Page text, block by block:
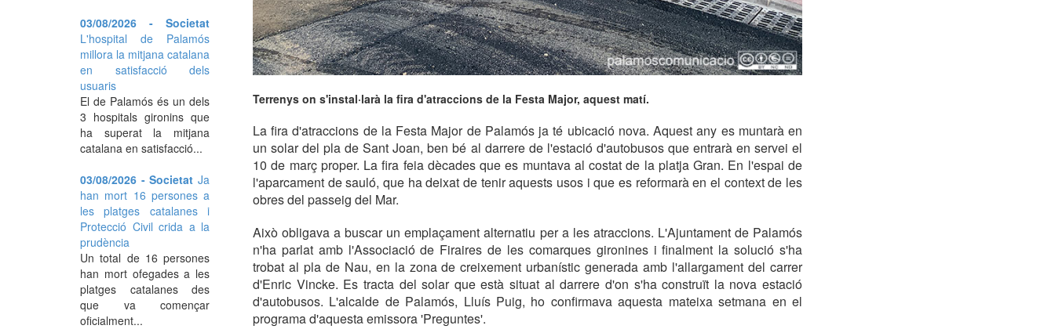
Terrenys on s'instal·larà la fira d'atraccions de la Festa Major, aquest matí.
La fira d'atraccions de la Festa Major de Palamós ja té ubicació nova. Aquest any es muntarà en
un solar del pla de Sant Joan, ben bé al darrere de l'estació d'autobusos que entrarà en servei el
10 de març proper. La fira feia dècades que es muntava al costat de la platja Gran. En l'espai de
l'aparcament de sauló, que ha deixat de tenir aquests usos i que es reformarà en el context de les
obres del passeig del Mar.
Això obligava a buscar un emplaçament alternatiu per a les atraccions. L'Ajuntament de Palamós
n'ha parlat amb l'Associació de Firaires de les comarques gironines i finalment la solució s'ha
trobat al pla de Nau, en la zona de creixement urbanístic generada amb l'allargament del carrer
d'Enric Vincke. Es tracta del solar que està situat al darrere d'on s'ha construït la nova estació
d'autobusos. L'alcalde de Palamós, Lluís Puig, ho confirmava aquesta mateixa setmana en el
programa d'aquesta emissora 'Preguntes'.
03/08/2026 - Societat
L'hospital de Palamós
millora la mitjana catalana
en satisfacció dels
usuaris
El de Palamós és un dels
3 hospitals gironins que
ha superat la mitjana
catalana en satisfacció...
03/08/2026 - Societat Ja
han mort 16 persones a
les platges catalanes i
Protecció Civil crida a la
prudència
Un total de 16 persones
han mort ofegades a les
platges catalanes des
que va començar
oficialment...